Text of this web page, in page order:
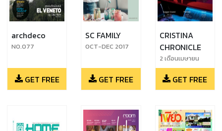
archdeco
NO.077
GET FREE
SC FAMILY
OCT-DEC 2017
GET FREE
CRISTINA
CHRONICLE
2 เดือนเมษายน
2560
GET FREE